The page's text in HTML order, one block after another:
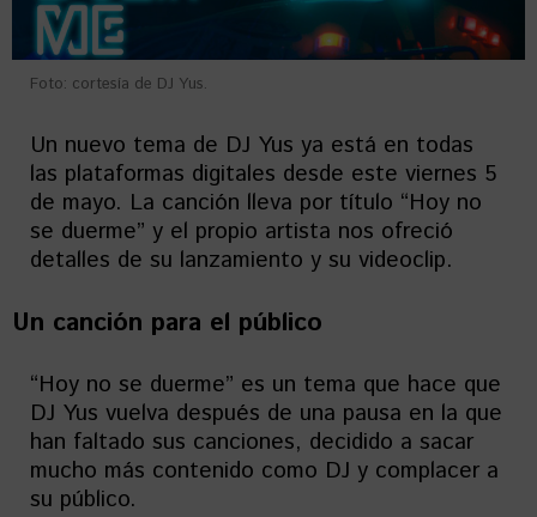
Foto: cortesía de DJ Yus.
Un nuevo tema de DJ Yus ya está en todas
las plataformas digitales desde este viernes 5
de mayo. La canción lleva por título “Hoy no
se duerme” y el propio artista nos ofreció
detalles de su lanzamiento y su videoclip.
Un canción para el público
“Hoy no se duerme” es un tema que hace que
DJ Yus vuelva después de una pausa en la que
han faltado sus canciones, decidido a sacar
mucho más contenido como DJ y complacer a
su público.